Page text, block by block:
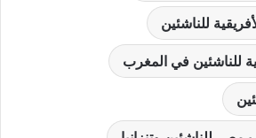
للناشئين
للناشئين في المغرب